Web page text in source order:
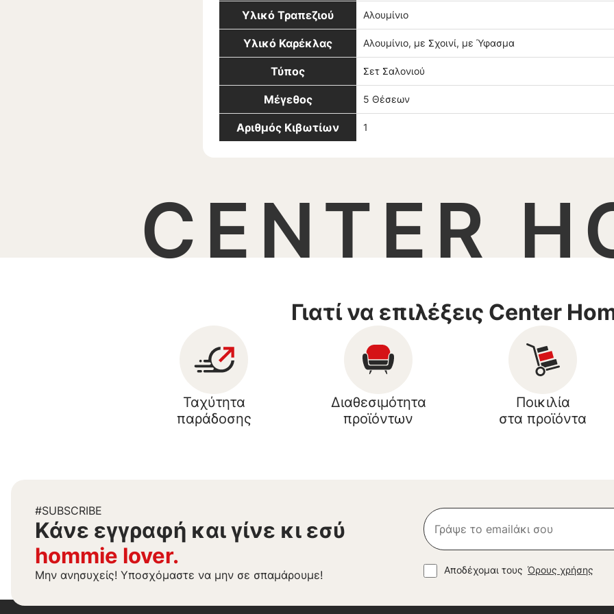
Υλικό Τραπεζιού Αλουμίνιο
Υλικό Καρέκλας Αλουμίνιο, με Σχοινί, με Ύφασμα
Τύπος Σετ Σαλονιού
Μέγεθος 5 Θέσεων
Αριθμός Κιβωτίων 1
CENTER
Γιατί να επιλέξεις Center
Ταχύτητα
παράδοσης
Διαθεσιμότητα
προϊόντων
Ποικιλία
στα προϊόντα
#SUBSCRIBE
Kάνε εγγραφή και γίνε κι εσύ
hommie lover.
Μην ανησυχείς! Υποσχόμαστε να μην σε σπαμάρουμε! Αποδέχομαι τους Όρους χρήσης